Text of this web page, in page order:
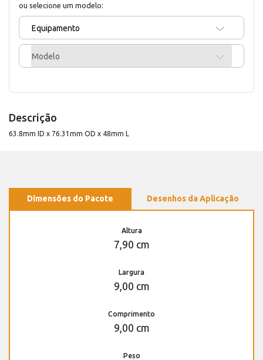
ou selecione um modelo:
Equipamento
Modelo
Descrição
63.8mm ID x 76.31mm OD x 48mm L
Dimensões do Pacote Desenhos da Aplicação
Altura
7,90 cm
Largura
9,00 cm
Comprimento
9,00 cm
Peso